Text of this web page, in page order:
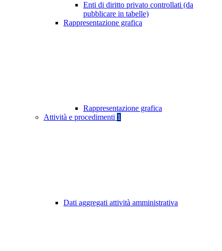
Enti di diritto privato controllati (da
pubblicare in tabelle)
Rappresentazione grafica
Rappresentazione grafica
Attività e procedimenti 1
Dati aggregati attività amministrativa